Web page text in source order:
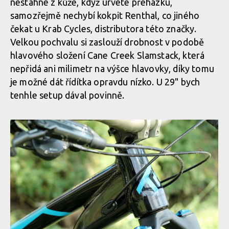
nestáhne z kůže, když urvete přehazku,
samozřejmě nechybí kokpit Renthal, co jiného
čekat u Krab Cycles, distributora této značky.
Velkou pochvalu si zaslouží drobnost v podobě
hlavového složení Cane Creek Slamstack, která
nepřidá ani milimetr na výšce hlavovky, díky tomu
je možné dát řídítka opravdu nízko. U 29" bych
tenhle setup dával povinně.